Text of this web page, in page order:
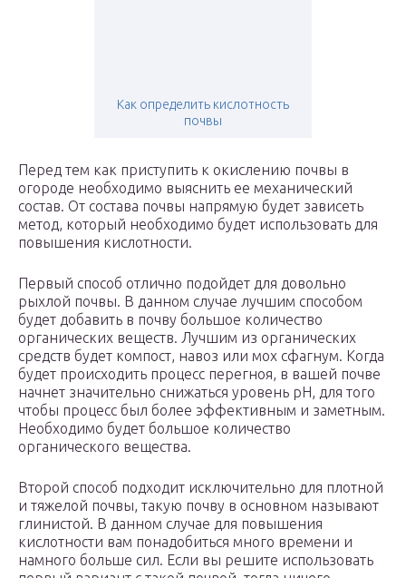
Как определить кислотность
почвы
Перед тем как приступить к окислению почвы в
огороде необходимо выяснить ее механический
состав. От состава почвы напрямую будет зависеть
метод, который необходимо будет использовать для
повышения кислотности.
Первый способ отлично подойдет для довольно
рыхлой почвы. В данном случае лучшим способом
будет добавить в почву большое количество
органических веществ. Лучшим из органических
средств будет компост, навоз или мох сфагнум. Когда
будет происходить процесс перегноя, в вашей почве
начнет значительно снижаться уровень pH, для того
чтобы процесс был более эффективным и заметным.
Необходимо будет большое количество
органического вещества.
Второй способ подходит исключительно для плотной
и тяжелой почвы, такую почву в основном называют
глинистой. В данном случае для повышения
кислотности вам понадобиться много времени и
намного больше сил. Если вы решите использовать